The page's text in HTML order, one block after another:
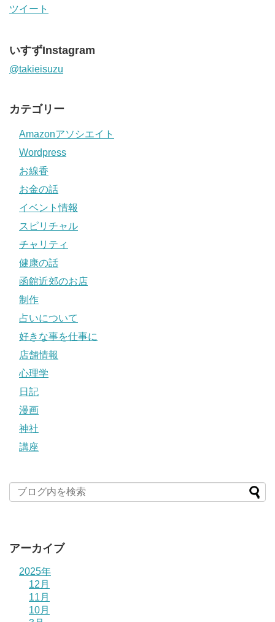
ツイート
いすずInstagram
@takieisuzu
カテゴリー
Amazonアソシエイト
Wordpress
お線香
お金の話
イベント情報
スピリチャル
チャリティ
健康の話
函館近郊のお店
制作
占いについて
好きな事を仕事に
店舗情報
心理学
日記
漫画
神社
講座
アーカイブ
2025年
12月
11月
10月